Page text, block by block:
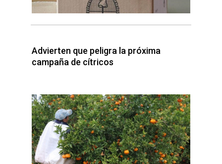
Advierten que peligra la próxima
campaña de cítricos